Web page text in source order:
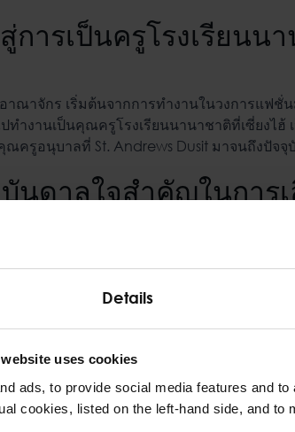
Details
uses cookies
ads, to provide social media features and
cookies, listed on the left-hand side, and to
การเป็นครูโรงเรียนน
ณาจักร เริ่มต้นจากการทำงานในวงการแฟชั่
ทำงานเป็นคุณครูโรงเรียนนานาชาติที่เซี่ยงไฮ้
ณครูอนุบาลที่ St. Andrews Dusit มาจนถึงปัจจุ
บันดาลใจสำคัญในการ
ทั้งจากการเรียนและปัญหาที่เกิดขึ้นในชีวิตประ
มารียังพบว่าการที่เธอได้ทำงานร่วมกับเด็กปฐ
ล่าว
นหนังสือคือ ทักษะทางสังคม อารมณ์ และความ
นั้น สามารถหล่อหลอมทัศนคติของเด็กที่มีต่อกา